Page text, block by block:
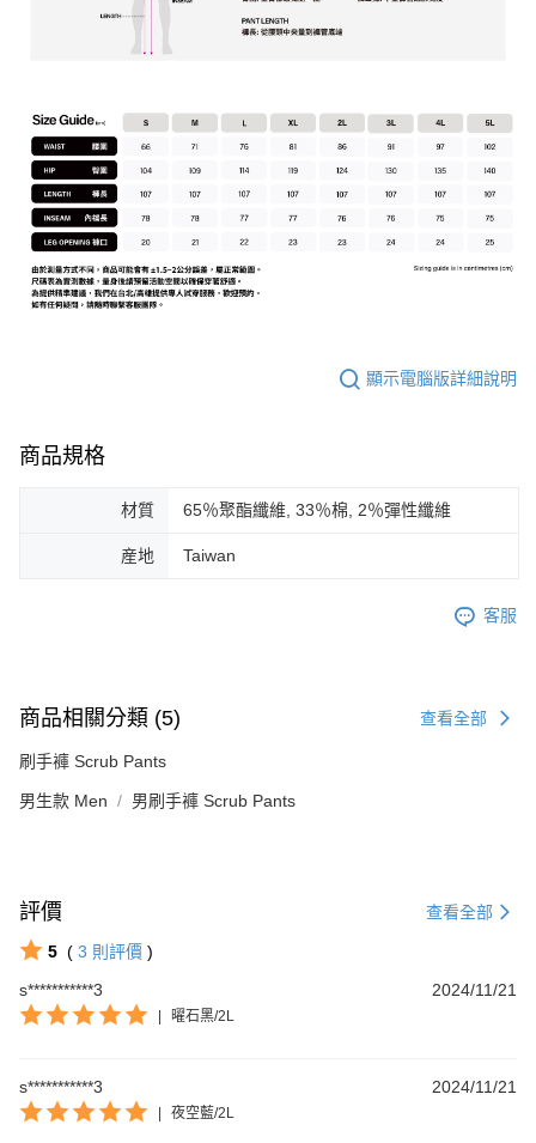
顯示電腦版詳細說明
商品規格
材質 65％聚酯纖維, 33％棉, 2％彈性纖維
産地 Taiwan
客服
商品相關分類 (5) 查看全部
刷手褲 Scrub Pants
男生款 Men 男刷手褲 Scrub Pants
評價 查看全部
5 ( 3 則評價 )
s***********3
2024/11/21
| 曜石黑/2L
s***********3 2024/11/21
| 夜空藍/2L